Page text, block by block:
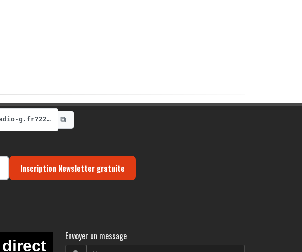
https://radio-g.fr?22129 ⧉
Inscription Newsletter gratuite
Envoyer un message